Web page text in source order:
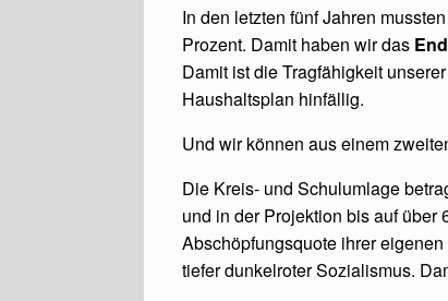
In den letzten fünf Jahren
Prozent. Damit haben wir das
Damit ist die Tragfähigkeit
Haushaltsplan hinfällig.
Und wir können aus einem
Die Kreis- und Schulumlage
und in der Projektion bis auf über
Abschöpfungsquote ihrer
tiefer dunkelroter Sozialismus.